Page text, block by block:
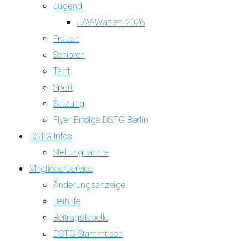
Jugend
JAV-Wahlen 2026
Frauen
Senioren
Tarif
Sport
Satzung
Flyer Erfolge DSTG Berlin
DSTG Infos
Stellungnahme
Mitgliederservice
Änderungsanzeige
Beihilfe
Beitragstabelle
DSTG-Stammtisch